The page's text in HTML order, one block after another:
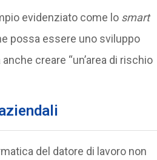
evidenziato come lo smart
possa essere uno sviluppo
creare “un’area di rischio
del datore di lavoro non